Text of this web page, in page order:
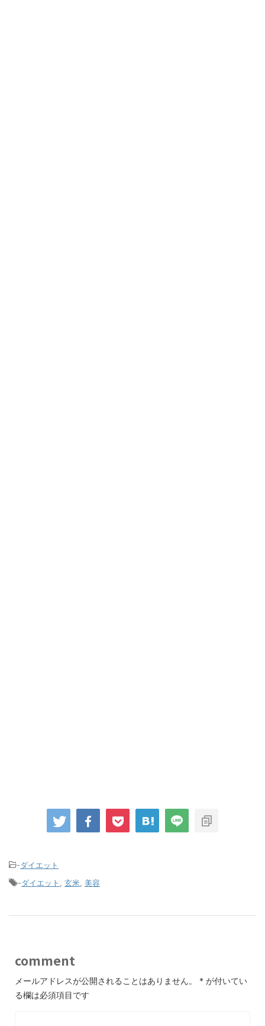
-ダイエット
-ダイエット 玄米 美容
comment
メールアドレスが公開されることはありません。 * が付いてい
る欄は必須項目です